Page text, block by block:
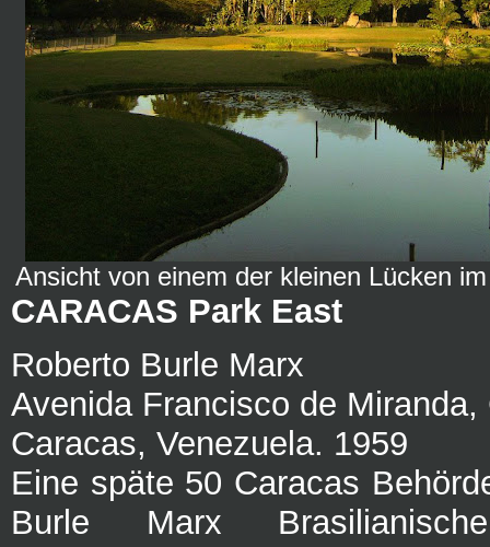
Ansicht von einem der kleinen Lücken
CARACAS Park East
Roberto Burle Marx
Avenida Francisco de Miranda,
Caracas, Venezuela. 1959
Eine späte 50 Caracas
Burle Marx